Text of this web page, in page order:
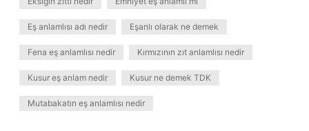
Eş anlamlısı adı nedir Eşanlı olarak ne demek
Fena eş anlamlısı nedir Kırmızının zıt anlamlısı nedir
Kusur eş anlam nedir Kusur ne demek TDK
Mutabakatın eş anlamlısı nedir